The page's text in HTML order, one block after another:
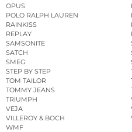
OPUS
POLO RALPH LAUREN
RAINKISS
REPLAY
SAMSONITE
SATCH
SMEG
STEP BY STEP
TOM TAILOR
TOMMY JEANS
TRIUMPH
VEJA
VILLEROY & BOCH
WMF